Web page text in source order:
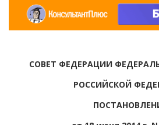
СОВЕТ ФЕДЕРАЦИИ
РОССИЙСКОЙ